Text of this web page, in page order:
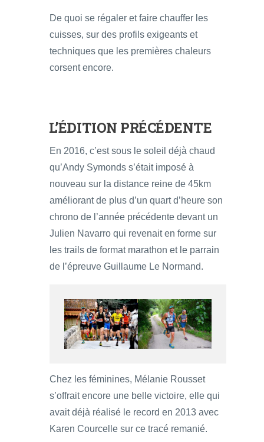
De quoi se régaler et faire chauffer les
cuisses, sur des profils exigeants et
techniques que les premières chaleurs
corsent encore.
L’ÉDITION PRÉCÉDENTE
En 2016, c’est sous le soleil déjà chaud
qu’Andy Symonds s’était imposé à
nouveau sur la distance reine de 45km
améliorant de plus d’un quart d’heure son
chrono de l’année précédente devant un
Julien Navarro qui revenait en forme sur
les trails de format marathon et le parrain
de l’épreuve Guillaume Le Normand.
Chez les féminines, Mélanie Rousset
s’offrait encore une belle victoire, elle qui
avait déjà réalisé le record en 2013 avec
Karen Courcelle sur ce tracé remanié.